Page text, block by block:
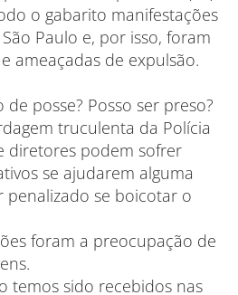
o gabarito manifestações
Paulo e, por isso, foram
ameaçadas de expulsão.
posse? Posso ser preso?
truculenta da Polícia
diretores podem sofrer
se ajudarem alguma
penalizado se boicotar o
foram a preocupação de
temos sido recebidos nas